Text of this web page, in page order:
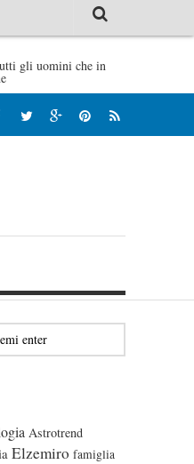
gli uomini che in
Astrotrend
Elzemiro famiglia